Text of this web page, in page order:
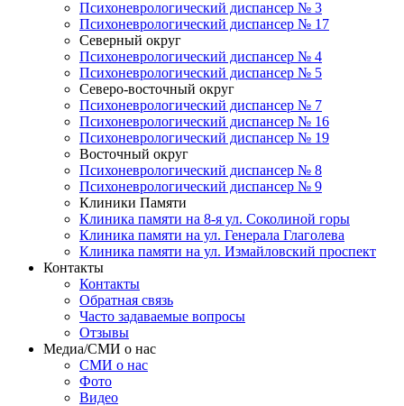
Психоневрологический диспансер № 3
Психоневрологический диспансер № 17
Северный округ
Психоневрологический диспансер № 4
Психоневрологический диспансер № 5
Северо-восточный округ
Психоневрологический диспансер № 7
Психоневрологический диспансер № 16
Психоневрологический диспансер № 19
Восточный округ
Психоневрологический диспансер № 8
Психоневрологический диспансер № 9
Клиники Памяти
Клиника памяти на 8-я ул. Соколиной горы
Клиника памяти на ул. Генерала Глаголева
Клиника памяти на ул. Измайловский проспект
Контакты
Контакты
Обратная связь
Часто задаваемые вопросы
Отзывы
Медиа/СМИ о нас
СМИ о нас
Фото
Видео